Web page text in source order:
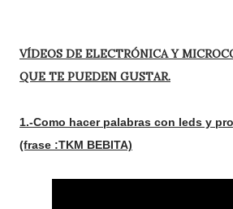
VÍDEOS DE ELECTRÓNICA Y
QUE TE PUEDEN GUSTAR.
1.-Como hacer palabras con leds y
(frase :TKM BEBITA)